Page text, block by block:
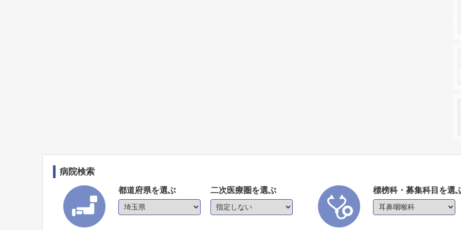
病院検索
都道府県を選ぶ 二次医療圏を選ぶ 標榜科・募集科目を選